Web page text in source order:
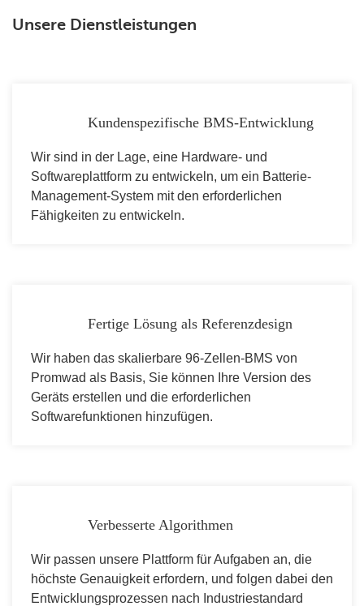
Unsere Dienstleistungen
Kundenspezifische BMS-Entwicklung
Wir sind in der Lage, eine Hardware- und
Softwareplattform zu entwickeln, um ein Batterie-
Management-System mit den erforderlichen
Fähigkeiten zu entwickeln.
Fertige Lösung als Referenzdesign
Wir haben das skalierbare 96-Zellen-BMS von
Promwad als Basis, Sie können Ihre Version des
Geräts erstellen und die erforderlichen
Softwarefunktionen hinzufügen.
Verbesserte Algorithmen
Wir passen unsere Plattform für Aufgaben an, die
höchste Genauigkeit erfordern, und folgen dabei den
Entwicklungsprozessen nach Industriestandard